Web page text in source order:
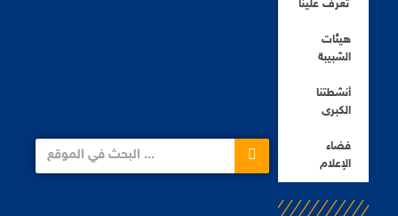
تعرف علينا
هيئات
الشبيبة
أنشطتنا
الكبرى
فضاء
الإعلام